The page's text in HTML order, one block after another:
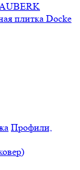
плитка Docke
Профили,